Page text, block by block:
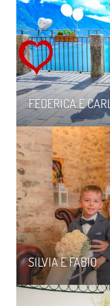
FEDERICA E
SILVIA E FABIO